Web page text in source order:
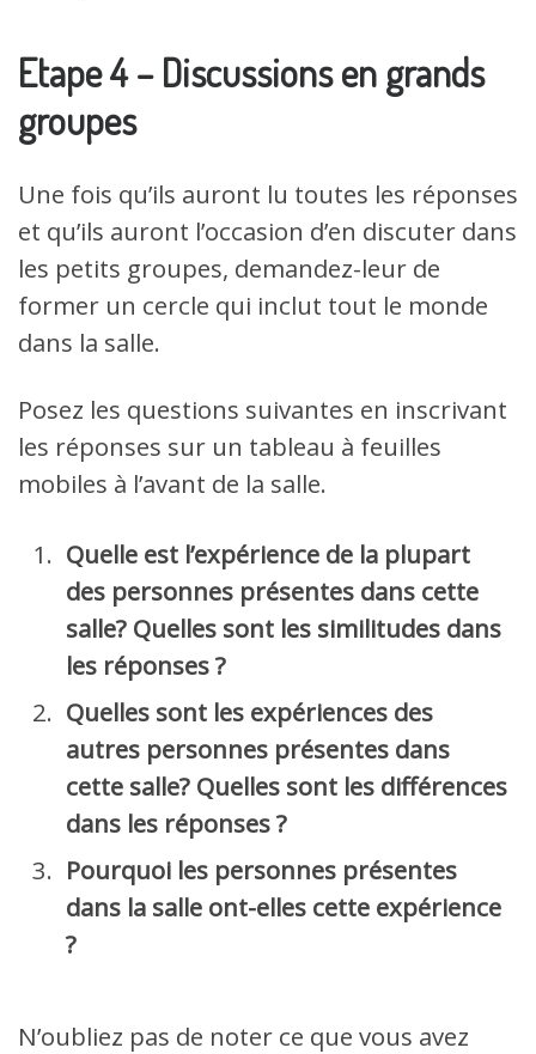
Etape 4 – Discussions en grands
groupes
Une fois qu’ils auront lu toutes les réponses
et qu’ils auront l’occasion d’en discuter dans
les petits groupes, demandez-leur de
former un cercle qui inclut tout le monde
dans la salle.
Posez les questions suivantes en inscrivant
les réponses sur un tableau à feuilles
mobiles à l’avant de la salle.
Quelle est l’expérience de la plupart
des personnes présentes dans cette
salle? Quelles sont les similitudes dans
les réponses ?
Quelles sont les expériences des
autres personnes présentes dans
cette salle? Quelles sont les différences
dans les réponses ?
Pourquoi les personnes présentes
dans la salle ont-elles cette expérience
?
N’oubliez pas de noter ce que vous avez